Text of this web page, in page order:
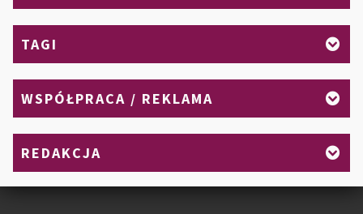
TAGI
WSPÓŁPRACA / REKLAMA
REDAKCJA